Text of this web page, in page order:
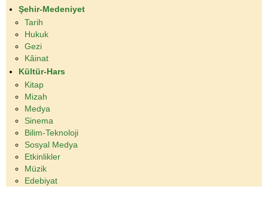
Şehir-Medeniyet
Tarih
Hukuk
Gezi
Kâinat
Kültür-Hars
Kitap
Mizah
Medya
Sinema
Bilim-Teknoloji
Sosyal Medya
Etkinlikler
Müzik
Edebiyat